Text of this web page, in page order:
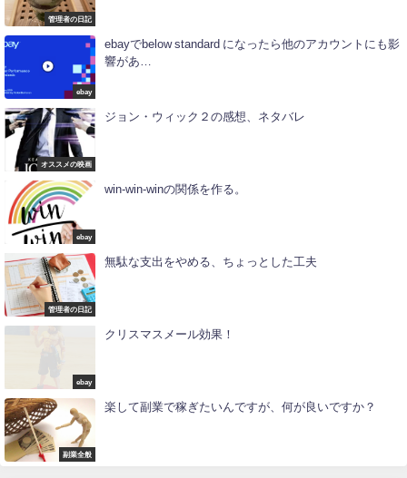
管理者の日記
ebay
ebayでbelow standard になったら他のアカウントにも影
響があ…
オススメの映画
ジョン・ウィック２の感想、ネタバレ
ebay
win-win-winの関係を作る。
管理者の日記
無駄な支出をやめる、ちょっとした工夫
ebay
クリスマスメール効果！
副業全般
楽して副業で稼ぎたいんですが、何が良いですか？